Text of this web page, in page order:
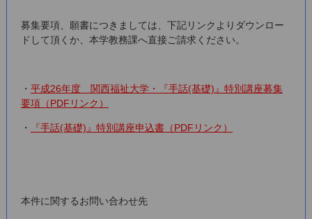
募集要項、願書につきましては、下記リンクよりダウンロー
ドして頂くか、本学教務課へ直接ご請求ください。
・ 平成26年度 関西福祉大学・『手話(基礎)』特別講座募集
要項（PDFリンク）
・ 『手話(基礎)』特別講座申込書（PDFリンク）
本件に関するお問い合わせ先